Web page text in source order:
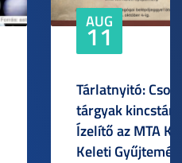
AUG
11
Tárlatnyitó:
tárgyak
Ízelítő az MTA
Keleti